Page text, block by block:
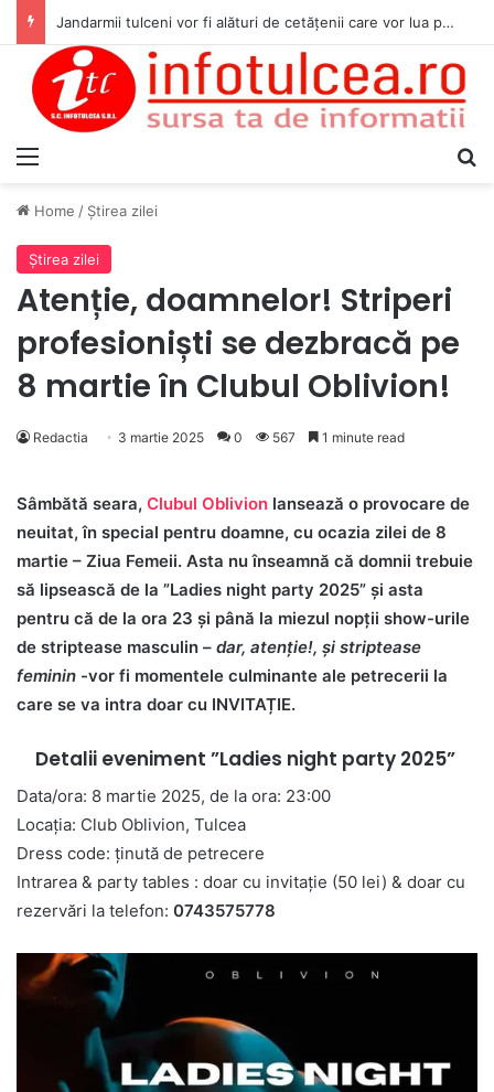
Jandarmii tulceni vor fi alături de cetățenii care vor lua parte la Festivalul Folk Țestos
Home / Ştirea zilei
Ştirea zilei
Atenție, doamnelor! Striperi
profesioniști se dezbracă pe
8 martie în Clubul Oblivion!
Redactia 3 martie 2025 0 567 1 minute read
Sâmbătă seara, Clubul Oblivion lansează o provocare de
neuitat, în special pentru doamne, cu ocazia zilei de 8
martie – Ziua Femeii. Asta nu înseamnă că domnii trebuie
să lipsească de la ”Ladies night party 2025” și asta
pentru că de la ora 23 și până la miezul nopții show-urile
de striptease masculin – dar, atenție!, și striptease
feminin -vor fi momentele culminante ale petrecerii la
care se va intra doar cu INVITAȚIE.
Detalii eveniment ”Ladies night party 2025”
Data/ora: 8 martie 2025, de la ora: 23:00
Locația: Club Oblivion, Tulcea
Dress code: ținută de petrecere
Intrarea & party tables : doar cu invitație (50 lei) & doar cu
rezervări la telefon: 0743575778